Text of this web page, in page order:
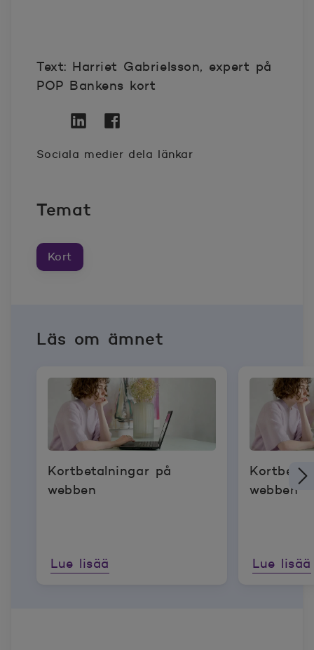
Text: Harriet Gabrielsson, expert på
POP Bankens kort
Sociala medier dela länkar
Temat
Kort
Läs om ämnet
Kortbetalningar på
webben
Lue lisää
webben
Lue lisää